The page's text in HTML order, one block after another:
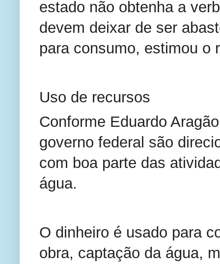
estado não obtenha a
devem deixar de ser
para consumo, estimou o
Uso de recursos
Conforme Eduardo
governo federal são
com boa parte das
água.
O dinheiro é usado para
obra, captação da água,